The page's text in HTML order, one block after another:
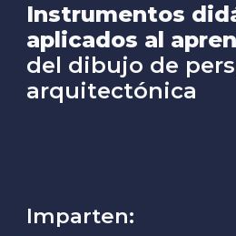
Instrumentos
aplicados al
del dibujo de
arquitectónica
Imparten: